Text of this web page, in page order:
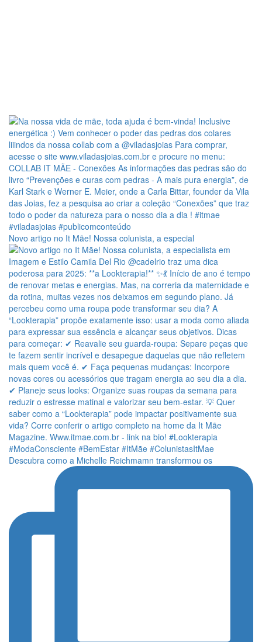
Novo artigo no It Mãe! Nossa colunista, a especial
Descubra como a Michelle Reichmamn transformou os